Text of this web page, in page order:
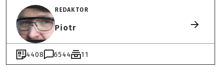
REDAKTOR
Piotr
4408 6544 11